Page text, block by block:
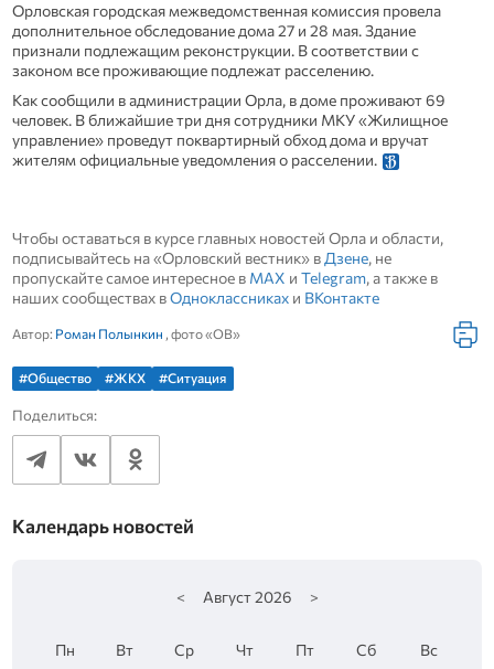
Орловская городская межведомственная комиссия провела
дополнительное обследование дома 27 и 28 мая. Здание
признали подлежащим реконструкции. В соответствии с
законом все проживающие подлежат расселению.
Как сообщили в администрации Орла, в доме проживают 69
человек. В ближайшие три дня сотрудники МКУ «Жилищное
управление» проведут поквартирный обход дома и вручат
жителям официальные уведомления о расселении.
Чтобы оставаться в курсе главных новостей Орла и области,
подписывайтесь на «Орловский вестник» в Дзене, не
пропускайте самое интересное в MAX и Telegram, а также в
наших сообществах вОдноклассникахи ВКонтакте
Автор: Роман Полынкин , фото «ОВ»
#Общество #ЖКХ #Ситуация
Поделиться:
Календарь новостей
< Август 2026 >
Пн Вт Ср Чт Пт Сб
Вс